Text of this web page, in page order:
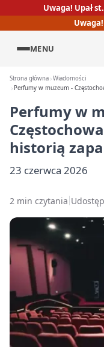
Uwaga! Upał
MENU
Strona główna Wiadomości
Perfumy w muzeum -
Perfumy w
historią
23 czerwca 2026
2 min czytania